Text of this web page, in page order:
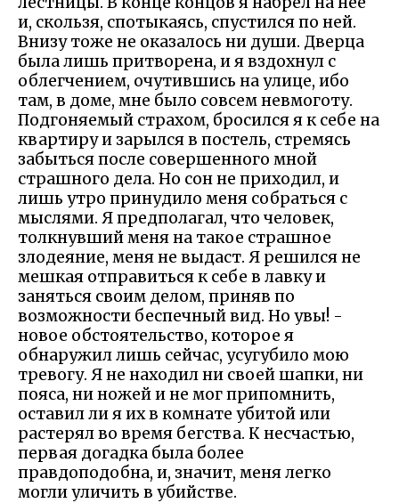
и, скользя, спотыкаясь, спустился по ней.
Внизу тоже не оказалось ни души. Дверца
была лишь притворена, и я вздохнул с
облегчением, очутившись на улице, ибо
там, в доме, мне было совсем невмоготу.
Подгоняемый страхом, бросился я к себе на
квартиру и зарылся в постель, стремясь
забыться после совершенного мной
страшного дела. Но сон не приходил, и
лишь утро принудило меня собраться с
мыслями. Я предполагал, что человек,
толкнувший меня на такое страшное
злодеяние, меня не выдаст. Я решился не
мешкая отправиться к себе в лавку и
заняться своим делом, приняв по
возможности беспечный вид. Но увы! -
новое обстоятельство, которое я
обнаружил лишь сейчас, усугубило мою
тревогу. Я не находил ни своей шапки, ни
пояса, ни ножей и не мог припомнить,
оставил ли я их в комнате убитой или
растерял во время бегства. К несчастью,
первая догадка была более
правдоподобна, и, значит, меня легко
могли уличить в убийстве.